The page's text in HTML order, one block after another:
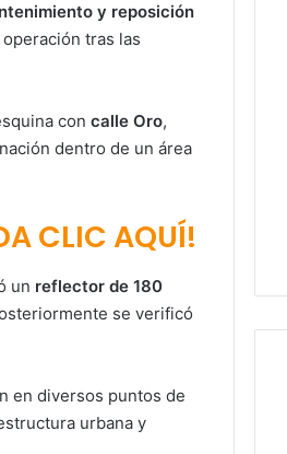
y reposición
tras las
con calle Oro,
dentro de un área
CLIC AQUÍ!
un reflector de 180
se verificó
en diversos puntos de
urbana y
de Circuito Potosí
de Villa de Pozos
forestales y de